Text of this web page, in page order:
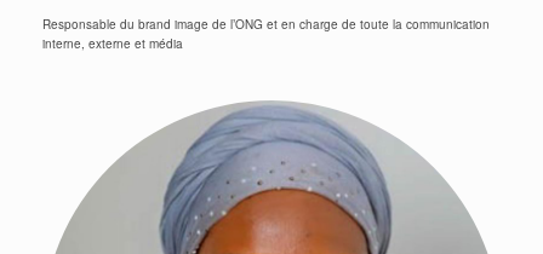
Responsable du brand image de l’ONG et en charge de toute la communication
interne, externe et média